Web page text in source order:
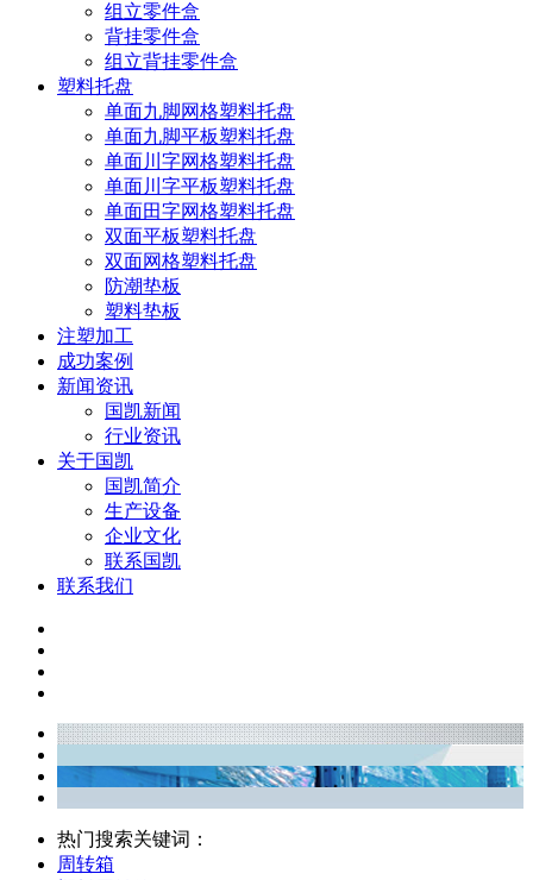
组立零件盒
背挂零件盒
组立背挂零件盒
塑料托盘
单面九脚网格塑料托盘
单面九脚平板塑料托盘
单面川字网格塑料托盘
单面川字平板塑料托盘
单面田字网格塑料托盘
双面平板塑料托盘
双面网格塑料托盘
防潮垫板
塑料垫板
注塑加工
成功案例
新闻资讯
国凯新闻
行业资讯
关于国凯
国凯简介
生产设备
企业文化
联系国凯
联系我们
热门搜索关键词：
周转箱